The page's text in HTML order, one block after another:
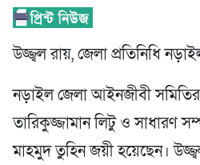
উজ্জ্বল রায়, জেলা প্রতিনিধি
নড়াইল জেলা আইনজীবী সমিতির
তারিকুজ্জামান লিটু ও সাধারণ
মাহমুদ তুহিন জয়ী হয়েছেন।